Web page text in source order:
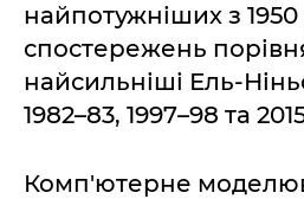
найпотужніших з 1950
спостережень
найсильніші Ель-
1982–83, 1997–98 та
Комп'ютерне